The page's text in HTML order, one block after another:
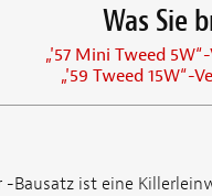
Was Sie
„'57 Mini Tweed
„'59 Tweed 15W“-
-Bausatz ist eine